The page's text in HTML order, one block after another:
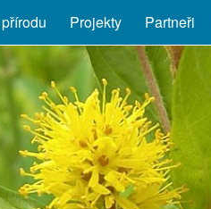
Projekty Partneři